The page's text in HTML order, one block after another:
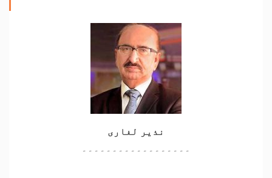
نذیر لغاری
۔۔۔۔۔۔۔۔۔۔۔۔۔۔۔۔۔۔